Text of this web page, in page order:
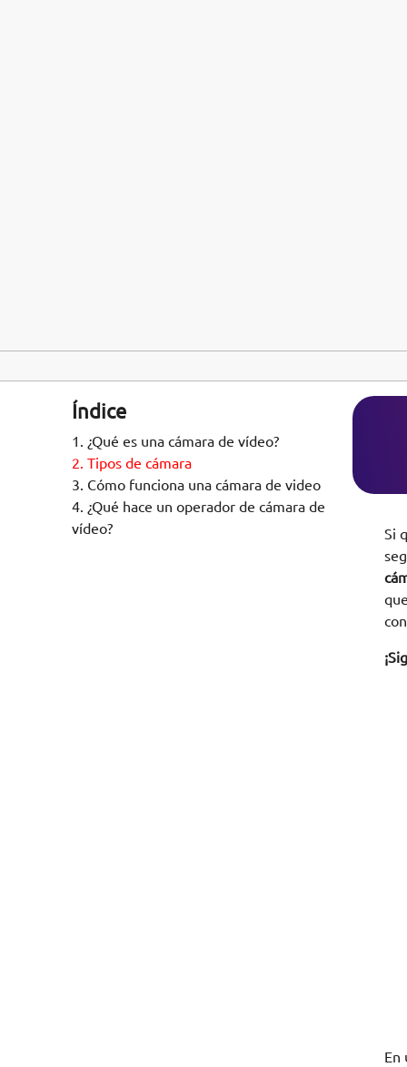
Índice
1. ¿Qué es una cámara de vídeo?
2. Tipos de cámara
3. Cómo funciona una cámara de video
4. ¿Qué hace un operador de cámara de
vídeo?
Si
En